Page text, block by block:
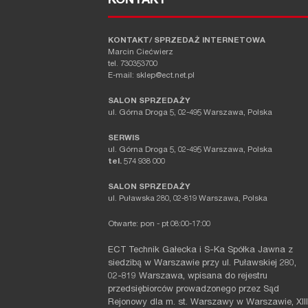
KONTAKT/ SPRZEDAŻ INTERNETOWA
Marcin Ciećwierz
tel. 730353700
E-mail: sklep@ect.net.pl
SALON SPRZEDAŻY
ul. Górna Droga 5, 02-495 Warszawa, Polska
SERWIS
ul. Górna Droga 5, 02-495 Warszawa, Polska
tel. 574 938 000
SALON SPRZEDAŻY
ul. Puławska 280, 02-819 Warszawa, Polska
Otwarte: pon - pt 08:00-17:00
ECT Technik Gałecka i S-Ka Spółka Jawna z
siedzibą w Warszawie przy ul. Puławskiej 280,
02-819 Warszawa, wpisana do rejestru
przedsiębiorców prowadzonego przez Sąd
Rejonowy dla m. st. Warszawy w Warszawie, XIII